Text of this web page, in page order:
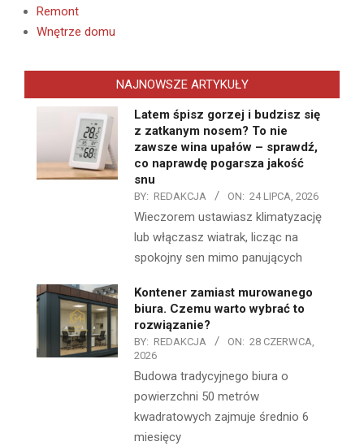
Remont
Wnętrze domu
NAJNOWSZE ARTYKUŁY
Latem śpisz gorzej i budzisz się
z zatkanym nosem? To nie
zawsze wina upałów – sprawdź,
co naprawdę pogarsza jakość
snu
BY: REDAKCJA ON: 24 LIPCA, 2026
Wieczorem ustawiasz klimatyzację
lub włączasz wiatrak, licząc na
spokojny sen mimo panujących
Kontener zamiast murowanego
biura. Czemu warto wybrać to
rozwiązanie?
BY: REDAKCJA ON: 28 CZERWCA,
2026
Budowa tradycyjnego biura o
powierzchni 50 metrów
kwadratowych zajmuje średnio 6
miesięcy